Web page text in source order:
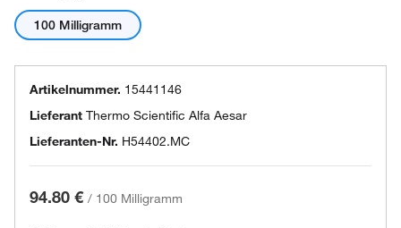
100 Milligramm
Artikelnummer. 15441146
Lieferant Thermo Scientific Alfa Aesar
Lieferanten-Nr. H54402.MC
94.80 € / 100 Milligramm